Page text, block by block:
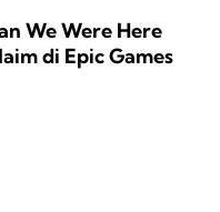
We Were Here
di Epic Games